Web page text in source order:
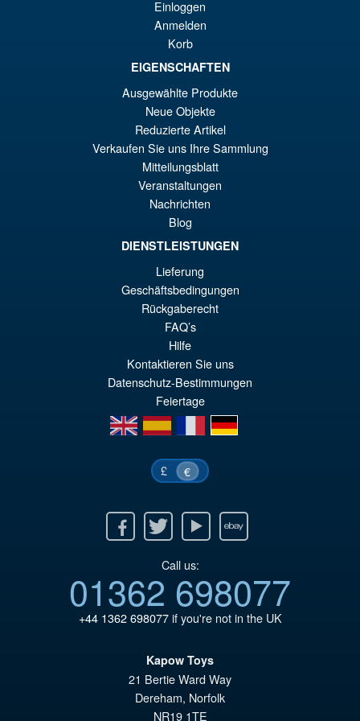
Biollante Movie Graphic Plus (
1989 )
IN DEN WARENKORB
Bandai S.H.Figuarts One
Piece Shanks Summit War of
Marineford Action Figure
VORBESTELLUNGEN
Einloggen
Anmelden
Korb
EIGENSCHAFTEN
Ausgewählte Produkte
Neue Objekte
Reduzierte Artikel
Verkaufen Sie uns Ihre Sammlung
Mitteilungsblatt
Veranstaltungen
Nachrichten
Blog
DIENSTLEISTUNGEN
Lieferung
Geschäftsbedingungen
Rückgaberecht
FAQ’s
Hilfe
Kontaktieren Sie uns
Datenschutz-Bestimmungen
Feiertage
en
es fr de
£ €
Twitter Youtube Ebay
Call us:
01362 698077
+44 1362 698077if you're not in the UK
Kapow Toys
21 Bertie Ward Way
Dereham, Norfolk
NR19 1TE